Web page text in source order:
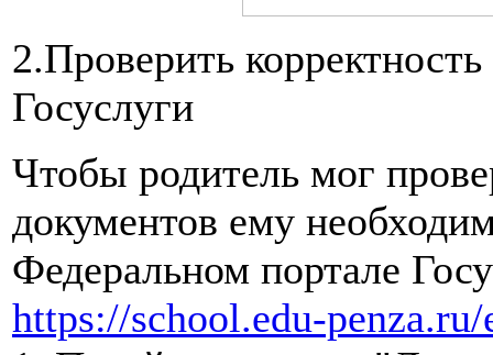
2.Проверить
Госуслуги
Чтобы родитель мог
документов ему
Федеральном портале
https://school.edu-